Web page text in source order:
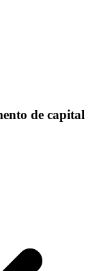
de capital